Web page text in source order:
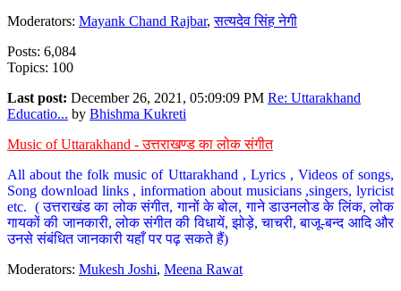
Moderators: Mayank Chand Rajbar,सत्यदेव सिंह नेगी
Posts: 6,084
Topics: 100
Last post: December 26, 2021, 05:09:09 PM Re: Uttarakhand
Educatio... by Bhishma Kukreti
Music of Uttarakhand - उत्तराखण्ड का लोक संगीत
All about the folk music of Uttarakhand , Lyrics , Videos of songs,
Song download links , information about musicians ,singers, lyricist
etc. ( उत्तराखंड का लोक संगीत, गानों के बोल, गाने डाउनलोड के लिंक, लोक
गायकों की जानकारी, लोक संगीत की विधायें, झोड़े, चाचरी, बाजू-बन्द आदि और
उनसे संबंधित जानकारी यहाँ पर पढ़ सकते हैं)
Moderators: Mukesh Joshi, Meena Rawat